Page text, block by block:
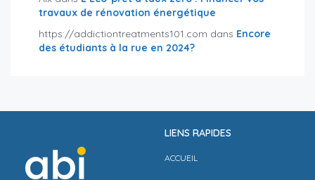
travaux de rénovation énergétique
https://addictiontreatments101.com dans Encore
des étudiants à la rue en 2024?
LIENS RAPIDES
ACCUEIL